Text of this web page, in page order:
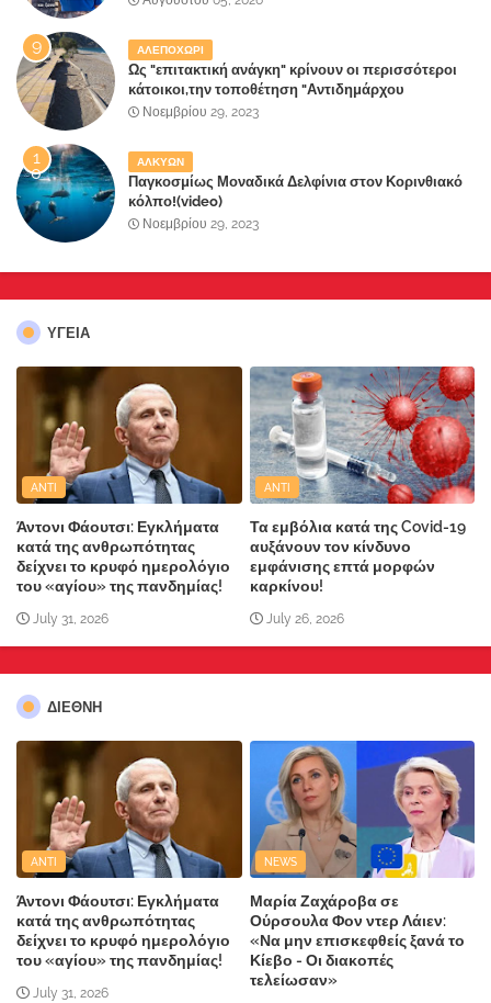
ΑΛΕΠΟΧΩΡΙ
Ως "επιτακτική ανάγκη" κρίνουν οι περισσότεροι
κάτοικοι,την τοποθέτηση "Αντιδημάρχου
Παραλιακής Ζώνης" στο Δήμο Μάνδρας-Ειδυλλίας!
Νοεμβρίου 29, 2023
ΑΛΚΥΩΝ
Παγκοσμίως Μοναδικά Δελφίνια στον Κορινθιακό
κόλπο!(video)
Νοεμβρίου 29, 2023
ΥΓΕΙΑ
ANTI
Άντονι Φάουτσι: Εγκλήματα
κατά της ανθρωπότητας
δείχνει το κρυφό ημερολόγιο
του «αγίου» της πανδημίας!
July 31, 2026
ANTI
Τα εμβόλια κατά της Covid-19
αυξάνουν τον κίνδυνο
εμφάνισης επτά μορφών
καρκίνου!
July 26, 2026
ΔΙΕΘΝΗ
ANTI
Άντονι Φάουτσι: Εγκλήματα
κατά της ανθρωπότητας
δείχνει το κρυφό ημερολόγιο
του «αγίου» της πανδημίας!
July 31, 2026
NEWS
Μαρία Ζαχάροβα σε
Ούρσουλα Φον ντερ Λάιεν:
«Να μην επισκεφθείς ξανά το
Κίεβο - Οι διακοπές
τελείωσαν»